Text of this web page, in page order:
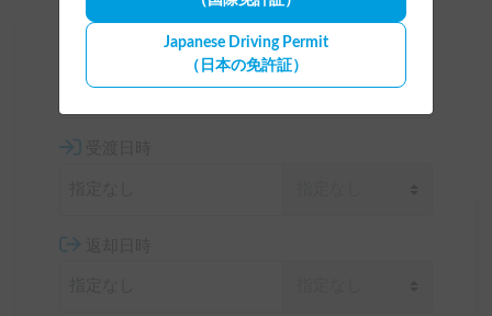
Japanese Driving Permit
（日本の免許証）
全国